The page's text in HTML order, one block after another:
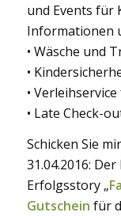
und Events für
Informationen
• Wäsche und
•
•
• Late Check-
Schicken Sie
31.04.2016:
Erfolgsstory „
Gutschein für